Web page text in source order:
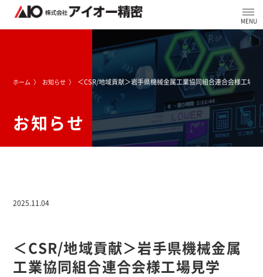
ホーム お知らせ ＜CSR/地域貢献＞岩手県機械金属工業協同組合連合会様工場見
お知らせ
2025.11.04
＜CSR/地域貢献＞岩手県機械金属
工業協同組合連合会様工場見学